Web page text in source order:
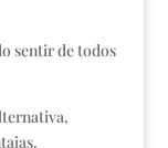
sentir de todos